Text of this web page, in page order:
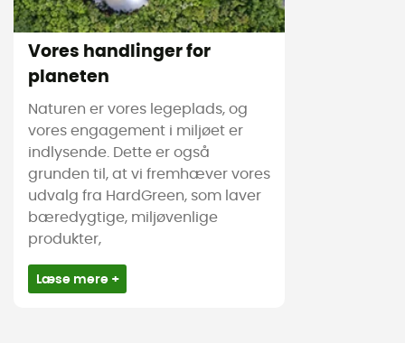
Vores handlinger for
planeten
Naturen er vores legeplads, og
vores engagement i miljøet er
indlysende. Dette er også
grunden til, at vi fremhæver vores
udvalg fra HardGreen, som laver
bæredygtige, miljøvenlige
produkter,
Læse mere +